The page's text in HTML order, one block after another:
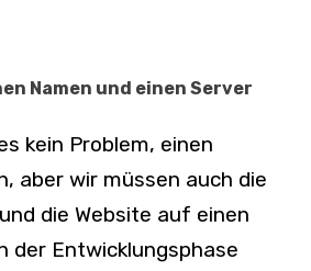
Namen und einen Server
kein Problem, einen
aber wir müssen auch die
die Website auf einen
der Entwicklungsphase